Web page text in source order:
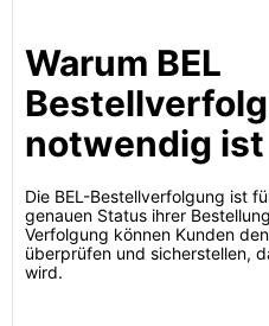
Warum BEL
notwendig ist
Die BEL-Bestellverfolgung ist
genauen Status ihrer
Verfolgung können Kunden
überprüfen und sicherstellen,
wird.